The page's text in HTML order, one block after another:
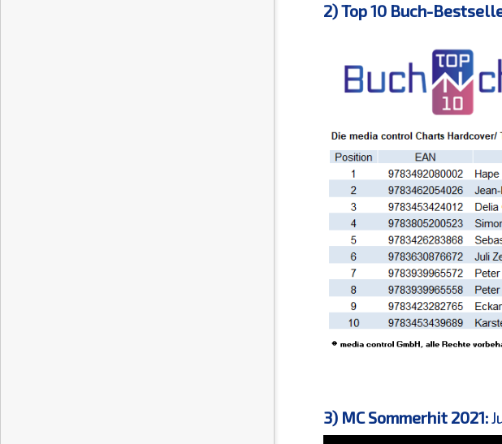
2) Top 10 Buch-
3) MC Sommerhit 2021: